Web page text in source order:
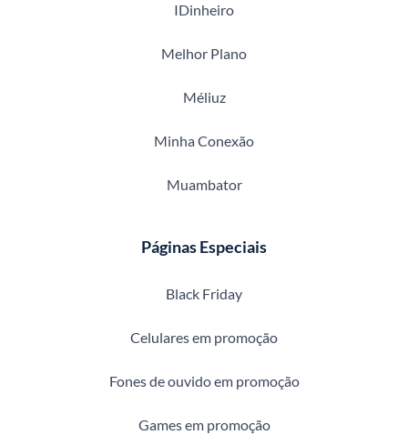
IDinheiro
Melhor Plano
Méliuz
Minha Conexão
Muambator
Páginas Especiais
Black Friday
Celulares em promoção
Fones de ouvido em promoção
Games em promoção